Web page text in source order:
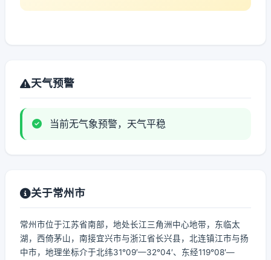
天气预警
当前无气象预警，天气平稳
关于常州市
常州市位于江苏省南部，地处长江三角洲中心地带，东临太
湖，西倚茅山，南接宜兴市与浙江省长兴县，北连镇江市与扬
中市，地理坐标介于北纬31°09′—32°04′、东经119°08′—